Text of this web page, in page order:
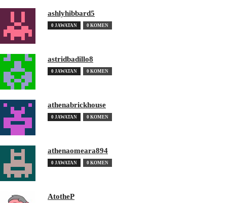
ashlyhibbard5
0 JAWATAN 0 KOMEN
astridbadillo8
0 JAWATAN 0 KOMEN
athenabrickhouse
0 JAWATAN 0 KOMEN
athenaomeara894
0 JAWATAN 0 KOMEN
AtotheP